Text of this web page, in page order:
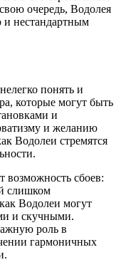
очередь, Водолея
и нестандартным
понять и
которые могут быть
и
и желанию
Водолеи стремятся
возможность сбоев:
слишком
Водолеи могут
и скучными.
роль в
гармоничных